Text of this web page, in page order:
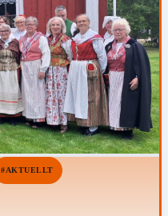
#AKTUELLT